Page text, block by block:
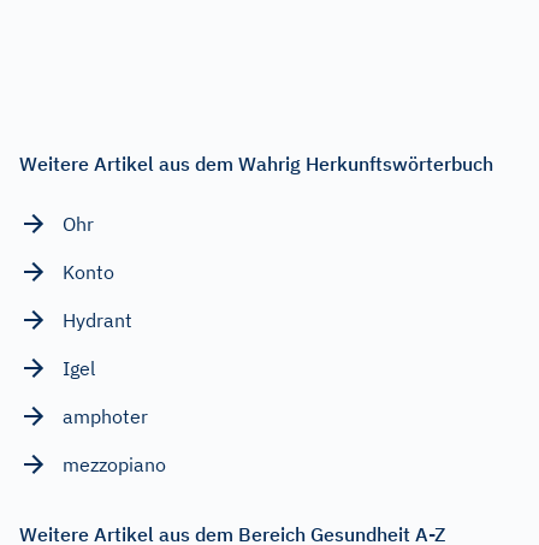
Weitere Artikel aus dem Wahrig Herkunftswörterbuch
Ohr
Konto
Hydrant
Igel
amphoter
mezzopiano
Weitere Artikel aus dem Bereich Gesundheit A-Z